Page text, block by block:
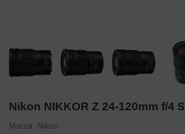
Nikon NIKKOR Z 24-120mm f/4 S
Marca: Nikon